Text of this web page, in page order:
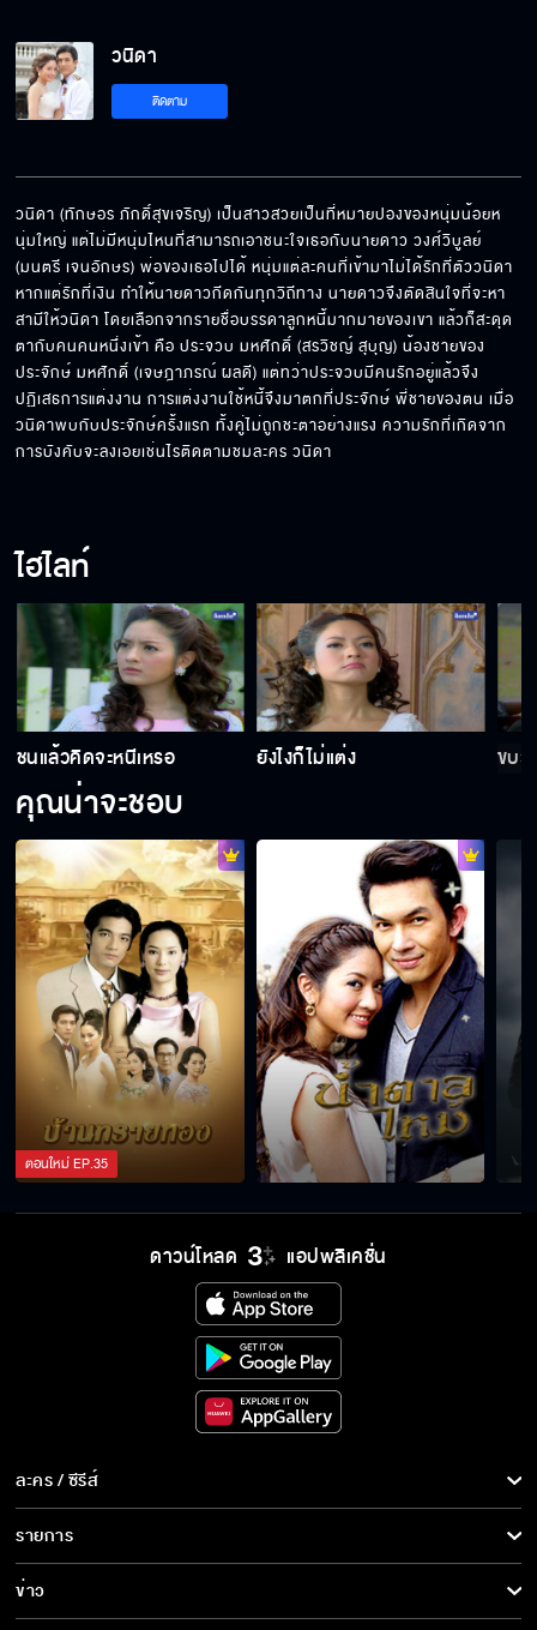
วนิดา
ติดตาม
วนิดา (ทักษอร ภักดิ์สุขเจริญ) เป็นสาวสวยเป็นที่หมายปองของหนุ่มน้อยห
นุ่มใหญ่ แต่ไม่มีหนุ่มไหนที่สามารถเอาชนะใจเธอกับนายดาว วงศ์วิบูลย์
(มนตรี เจนอักษร) พ่อของเธอไปได้ หนุ่มแต่ละคนที่เข้ามาไม่ได้รักที่ตัววนิดา
หากแต่รักที่เงิน ทำให้นายดาวกีดกันทุกวิถีทาง นายดาวจึงตัดสินใจที่จะหา
สามีให้วนิดา โดยเลือกจากรายชื่อบรรดาลูกหนี้มากมายของเขา แล้วก็สะดุด
ตากับคนคนหนึ่งเข้า คือ ประจวบ มหศักดิ์ (สรวิชญ์ สุบุญ) น้องชายของ
ประจักษ์ มหศักดิ์ (เจษฎาภรณ์ ผลดี) แต่ทว่าประจวบมีคนรักอยู่แล้วจึง
ปฏิเสธการแต่งงาน การแต่งงานใช้หนี้จึงมาตกที่ประจักษ์ พี่ชายของตน เมื่อ
วนิดาพบกับประจักษ์ครั้งแรก ทั้งคู่ไม่ถูกชะตาอย่างแรง ความรักที่เกิดจาก
การบังคับจะลงเอยเช่นไรติดตามชมละคร วนิดา
ไฮไลท์
ชนแล้วคิดจะหนีเหรอ ยังไงก็ไม่แต่ง ขบว
คุณน่าจะชอบ
ตอนใหม่EP.35
ดาวน์โหลด แอปพลิเคชั่น
ละคร / ซีรีส์
ละคร/ซีรีส์
ซีรีส์นานาชาติ
การ์ตูน & เกม
รายการ
รายการทั้งหมด
ข่าว